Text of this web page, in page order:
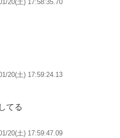
20(土) 17:58:35.70
20(土) 17:59:24.13
てる
20(土) 17:59:47.09